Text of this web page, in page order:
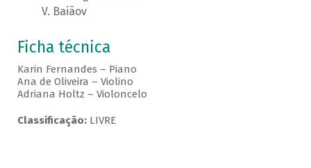
Baiãov
Ficha técnica
Karin Fernandes – Piano
Ana de Oliveira – Violino
Adriana Holtz – Violoncelo
Classificação:LIVRE